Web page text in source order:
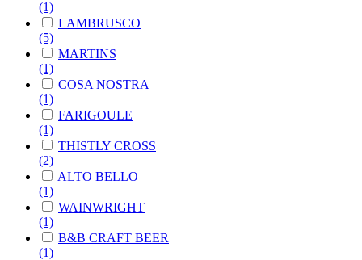
(1)
LAMBRUSCO
(5)
MARTINS
(1)
COSA NOSTRA
(1)
FARIGOULE
(1)
THISTLY CROSS
(2)
ALTO BELLO
(1)
WAINWRIGHT
(1)
B&B CRAFT BEER
(1)